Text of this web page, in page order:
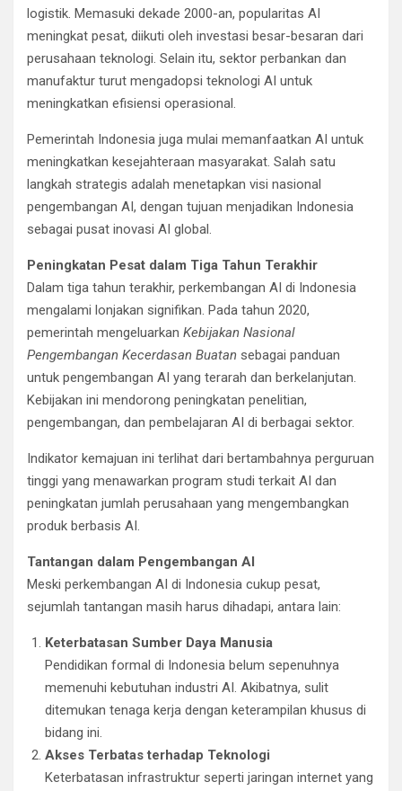
logistik. Memasuki dekade 2000-an, popularitas AI
meningkat pesat, diikuti oleh investasi besar-besaran dari
perusahaan teknologi. Selain itu, sektor perbankan dan
manufaktur turut mengadopsi teknologi AI untuk
meningkatkan efisiensi operasional.
Pemerintah Indonesia juga mulai memanfaatkan AI untuk
meningkatkan kesejahteraan masyarakat. Salah satu
langkah strategis adalah menetapkan visi nasional
pengembangan AI, dengan tujuan menjadikan Indonesia
sebagai pusat inovasi AI global.
Peningkatan Pesat dalam Tiga Tahun Terakhir
Dalam tiga tahun terakhir, perkembangan AI di Indonesia
mengalami lonjakan signifikan. Pada tahun 2020,
pemerintah mengeluarkan Kebijakan Nasional
Pengembangan Kecerdasan Buatan sebagai panduan
untuk pengembangan AI yang terarah dan berkelanjutan.
Kebijakan ini mendorong peningkatan penelitian,
pengembangan, dan pembelajaran AI di berbagai sektor.
Indikator kemajuan ini terlihat dari bertambahnya perguruan
tinggi yang menawarkan program studi terkait AI dan
peningkatan jumlah perusahaan yang mengembangkan
produk berbasis AI.
Tantangan dalam Pengembangan AI
Meski perkembangan AI di Indonesia cukup pesat,
sejumlah tantangan masih harus dihadapi, antara lain:
Keterbatasan Sumber Daya Manusia
Pendidikan formal di Indonesia belum sepenuhnya
memenuhi kebutuhan industri AI. Akibatnya, sulit
ditemukan tenaga kerja dengan keterampilan khusus di
bidang ini.
Akses Terbatas terhadap Teknologi
Keterbatasan infrastruktur seperti jaringan internet yang